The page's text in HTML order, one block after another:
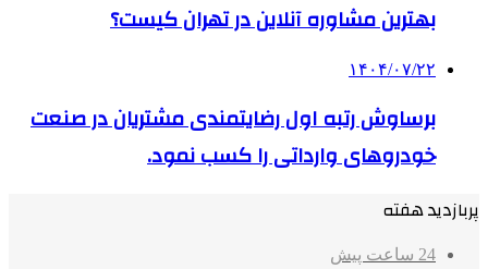
بهترین مشاوره آنلاین در تهران کیست؟
۱۴۰۴/۰۷/۲۲
برساوش رتبه اول رضایتمندی مشتریان در صنعت
خودروهای وارداتی را کسب نمود.
پربازدید هفته
24 ساعت پیش